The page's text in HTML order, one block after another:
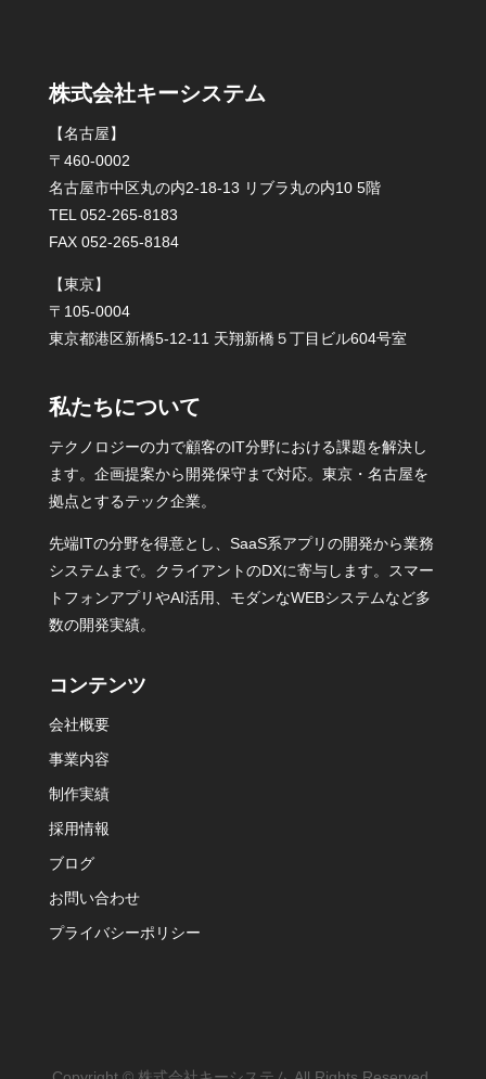
株式会社キーシステム
【名古屋】
〒460-0002
名古屋市中区丸の内2-18-13 リブラ丸の内10 5階
TEL 052-265-8183
FAX 052-265-8184
【東京】
〒105-0004
東京都港区新橋5-12-11 天翔新橋５丁目ビル604号室
私たちについて
テクノロジーの力で顧客のIT分野における課題を解決し
ます。企画提案から開発保守まで対応。東京・名古屋を
拠点とするテック企業。
先端ITの分野を得意とし、SaaS系アプリの開発から業務
システムまで。クライアントのDXに寄与します。スマー
トフォンアプリやAI活用、モダンなWEBシステムなど多
数の開発実績。
コンテンツ
会社概要
事業内容
制作実績
採用情報
ブログ
お問い合わせ
プライバシーポリシー